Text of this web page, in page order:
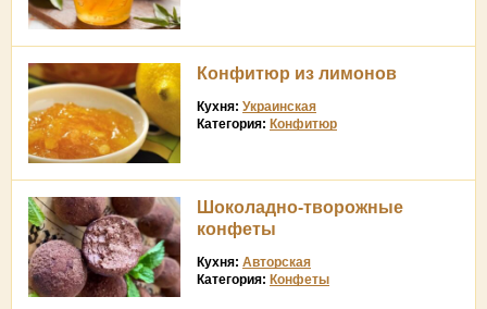
Конфитюр из лимонов
Кухня: Украинская
Категория: Конфитюр
Шоколадно-творожные
конфеты
Кухня: Авторская
Категория: Конфеты